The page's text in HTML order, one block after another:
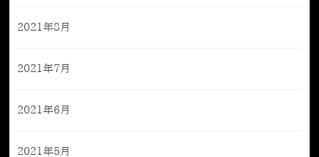
2021年8月
2021年7月
2021年6月
2021年5月